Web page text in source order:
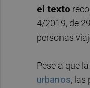
el texto
4/2019, de
personas
Pese a que
urbanos, las